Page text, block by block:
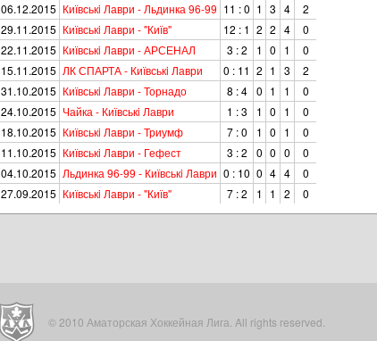
06.12.2015 Київськi Лаври - Льдинка 96-99 11 : 0 1 3 4
2
29.11.2015 Київськi Лаври - "Київ" 12 : 1 2 2 4
0
22.11.2015 Київськi Лаври - АРСЕНАЛ 3 : 2 1 0 1
0
15.11.2015 ЛК СПАРТА - Київськi Лаври 0 : 11 2 1 3
2
31.10.2015 Київськi Лаври - Торнадо 8 : 4 0 1 1
0
24.10.2015 Чайка - Київськi Лаври 1 : 3 1 0 1
0
18.10.2015 Київськi Лаври - Триумф 7 : 0 1 0 1
0
11.10.2015 Київськi Лаври - Гефест 3 : 2 0 0 0
0
04.10.2015 Льдинка 96-99 - Київськi Лаври 0 : 10 0 4 4
0
27.09.2015 Київськi Лаври - "Київ" 7 : 2 1 1 2 0
© 2010 Аматорская Хоккейная Лига. All rights reserved.